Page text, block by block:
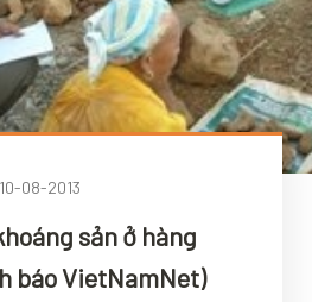
10-08-2013
sản ở hàng
báo VietNamNet)